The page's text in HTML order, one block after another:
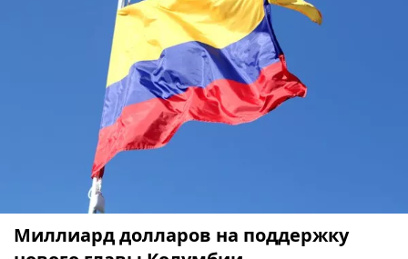
Миллиард долларов на поддержку